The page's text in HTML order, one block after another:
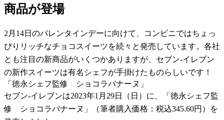
商品が登場
2月14日のバレンタインデーに向けて、コンビニではちょっ
ぴりリッチなチョコスイーツを続々と発売しています。各社
とも注目の新商品がいくつかありますが、セブン-イレブン
の新作スイーツは有名シェフが手掛けたものらしいです！
「徳永シェフ監修 ショコラバナーヌ」
セブン-イレブンは2023年1月29日（日）に、「徳永シェフ監
修 ショコラバナーヌ」（筆者購入価格：税込345.60円）を